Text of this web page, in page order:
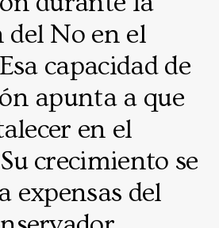
No en el
capacidad de
apunta a que
en el
crecimiento se
expensas del